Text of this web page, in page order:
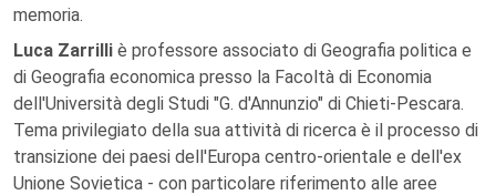
memoria.
Luca Zarrilli è professore associato di Geografia politica e
di Geografia economica presso la Facoltà di Economia
dell'Università degli Studi "G. d'Annunzio" di Chieti-Pescara.
Tema privilegiato della sua attività di ricerca è il processo di
transizione dei paesi dell'Europa centro-orientale e dell'ex
Unione Sovietica - con particolare riferimento alle aree